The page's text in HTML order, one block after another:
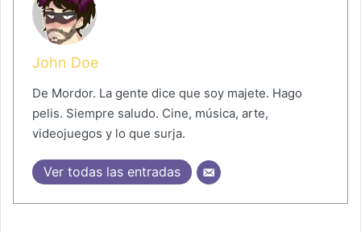
John Doe
De Mordor. La gente dice que soy majete. Hago
pelis. Siempre saludo. Cine, música, arte,
videojuegos y lo que surja.
Ver todas las entradas